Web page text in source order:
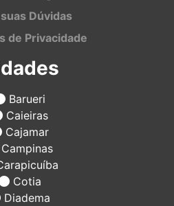
Dúvidas
de Privacidade
Barueri
Caieiras
Cajamar
Campinas
Cotia
Diadema